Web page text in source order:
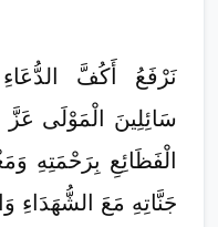
نَرْفَعُ أَكُفَّ
سَائِلِينَ الْمَوْلَى
الْفَظَائِعِ بِرَحْمَتِهِ
جَنَّاتِهِ مَعَ الشُّهَدَاءِ